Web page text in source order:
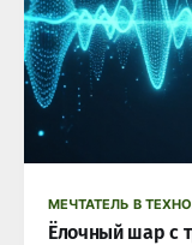
МЕЧТАТЕЛЬ В
Ёлочный шар с